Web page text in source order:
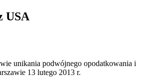
USA
unikania podwójnego opodatkowania i
13 lutego 2013 r.